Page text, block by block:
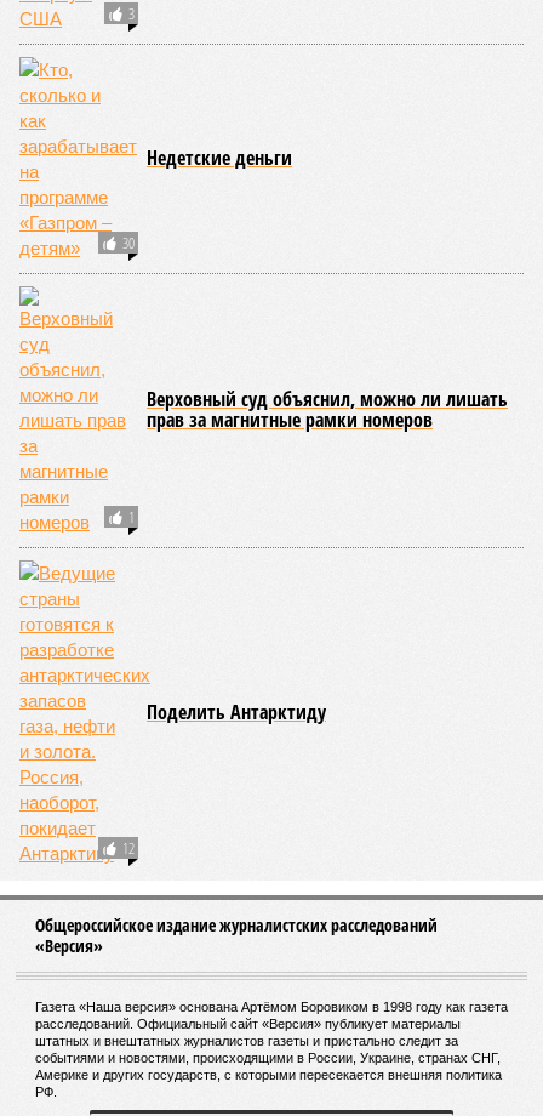
звездой и надписью «КГБ СССР»
12:29
Финляндия объяснила свой отказ передавать
12:26
Власти Сеуты оценили число остающихся в городе
11:57
Автомобилист отсудил у дилера 3 миллиона рублей
за неисправное окно в машине
НОВОСТИ ПАРТНЕРОВ
Новости smi2.ru
ЕЩЕ ИЗ РАЗДЕЛА «СПОРТ»
Впервые в истории футболиста удалили с
поля в матче ЧМ-2026 за прикрытый рукой
Месси, Мбаппе и Холанд сыграют в плей-офф
ЧМ-2026
Арбитр Карасёв рассказал об отборе судей на